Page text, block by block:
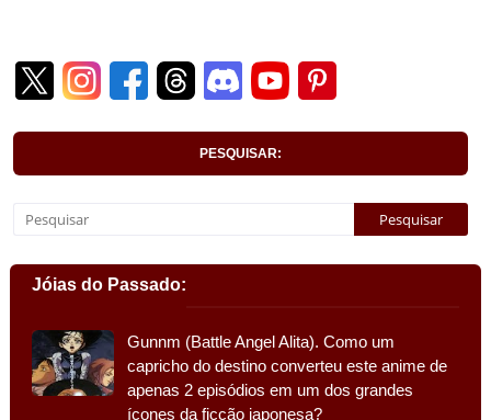
PESQUISAR:
Jóias do Passado:
Gunnm (Battle Angel Alita). Como um
capricho do destino converteu este anime de
apenas 2 episódios em um dos grandes
ícones da ficção japonesa?